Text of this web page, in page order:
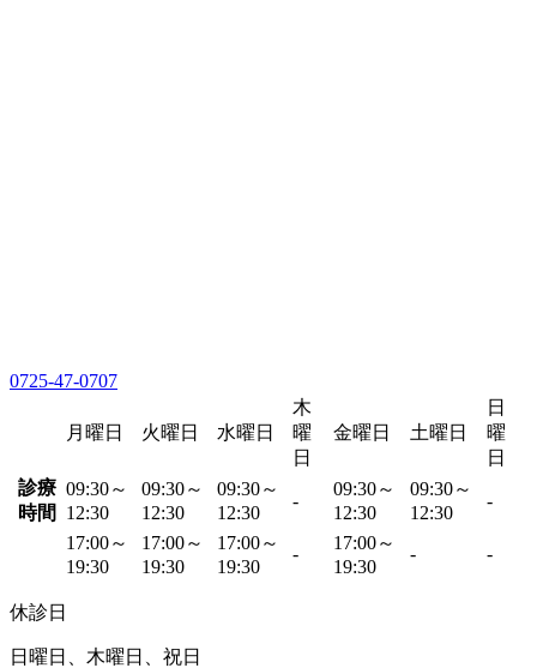
0725-47-0707
月曜日 火曜日 水曜日
木
曜
日
金曜日 土曜日
日
曜
日
診療
時間
09:30～
12:30
09:30～
12:30
09:30～
12:30
-
09:30～
12:30
09:30～
12:30
-
17:00～
19:30
17:00～
19:30
17:00～
19:30
-
17:00～
19:30
- -
休診日
日曜日、木曜日、祝日